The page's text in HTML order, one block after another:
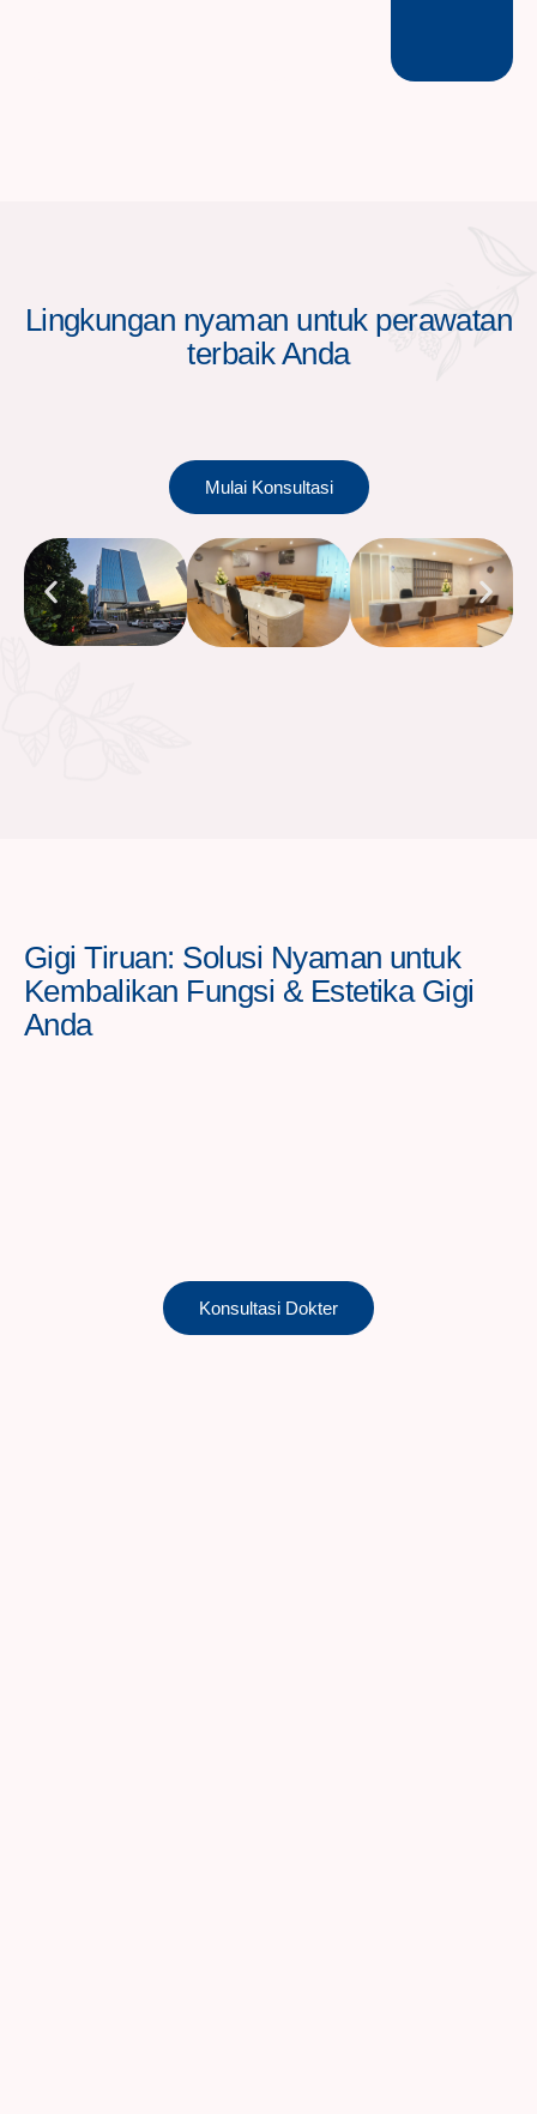
Lingkungan nyaman untuk perawatan
terbaik Anda
Mulai Konsultasi
Gigi Tiruan: Solusi Nyaman untuk
Kembalikan Fungsi & Estetika Gigi
Anda
Konsultasi Dokter